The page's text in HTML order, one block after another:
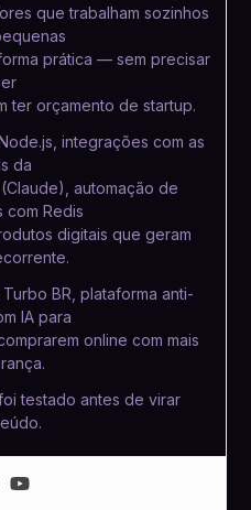
que trabalham sozinhos
prática — sem precisar
ter orçamento de startup.
integrações com as
da
automação de
com Redis
digitais que geram
BR, plataforma anti-
IA para
online com mais
testado antes de virar